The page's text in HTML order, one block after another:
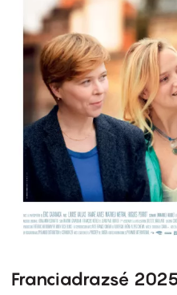
Franciadrazsé